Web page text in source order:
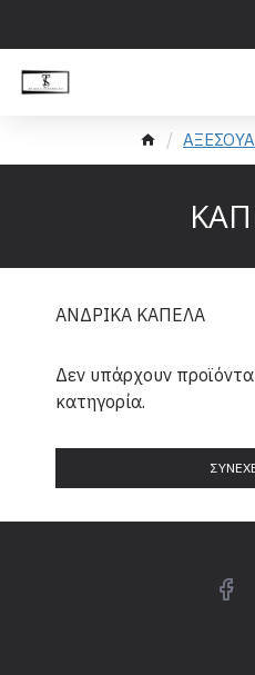
ΑΝΔΡΙΚΑ ΚΑΠΕΛΑ
Δεν υπάρχουν
κατηγορία.